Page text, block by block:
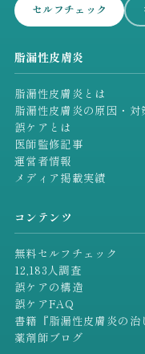
セルフチェック
脂漏性皮膚炎
脂漏性皮膚炎とは
脂漏性皮膚炎の原因・対
誤ケアとは
医師監修記事
運営者情報
メディア掲載実績
コンテンツ
無料セルフチェック
12,183人調査
誤ケアの構造
誤ケアFAQ
書籍『脂漏性皮膚炎の治
薬剤師ブログ